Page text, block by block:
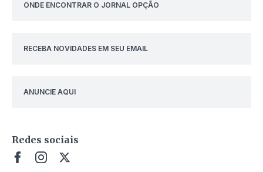
ONDE ENCONTRAR O JORNAL OPÇÃO
RECEBA NOVIDADES EM SEU EMAIL
ANUNCIE AQUI
Redes sociais